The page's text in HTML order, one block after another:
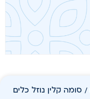
/ סומה קלין נוזל כלים